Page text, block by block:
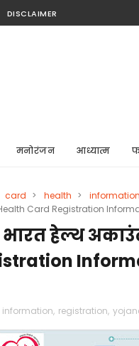
DISCLAIMER
मनोरंजन आध्यात्म
card > health > information
Health Card Registration
हेल्थ अकाउंट
information, registration,